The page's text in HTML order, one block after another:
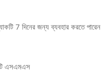
7 দিনের জন্য ব্যবহার করতে
এসএমএস